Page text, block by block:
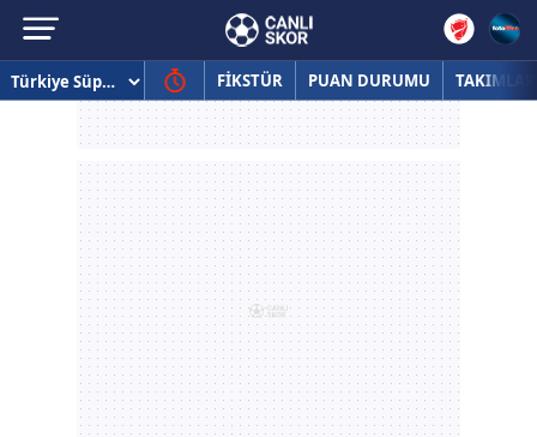
FİKSTÜR PUAN DURUMU TAKIMLAR